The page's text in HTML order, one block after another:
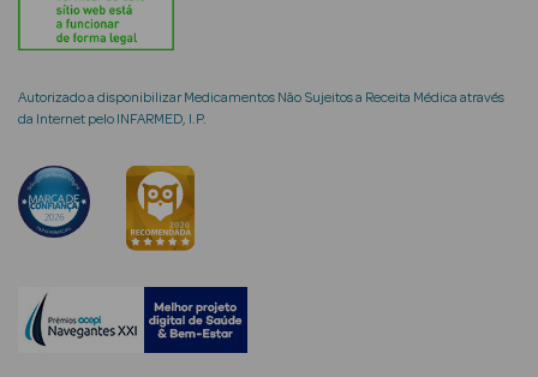
Ver Tudo
Hidratantes
Autorizado a disponibilizar Medicamentos Não Sujeitos a Receita Médica através
da Internet pelo INFARMED, I.P.